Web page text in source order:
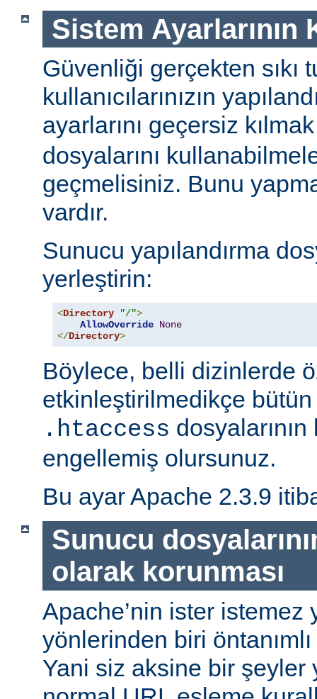
Sistem Ayarlarının
Güvenliği gerçekten sıkı
kullanıcılarınızın
ayarlarını geçersiz
dosyalarını
geçmelisiniz. Bunu
vardır.
Sunucu yapılandırma
yerleştirin:
<Directory "/">
AllowOverride None
</Directory>
Böylece, belli dizinlerde
etkinleştirilmedikçe
.htaccess dosyalarının
engellemiş olursunuz.
Bu ayar Apache 2.3.9
Sunucu
olarak korunması
Apache’nin ister istemez
yönlerinden biri
Yani siz aksine bir şeyler